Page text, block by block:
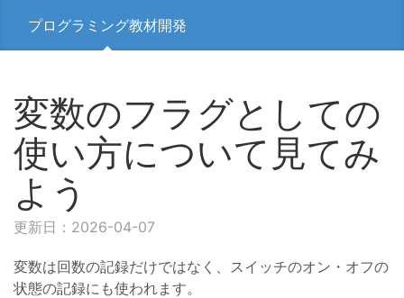
プログラミング教材開発
変数のフラグとしての
使い方について見てみ
よう
更新日：2026-04-07
変数は回数の記録だけではなく、スイッチのオン・オフの
状態の記録にも使われます。